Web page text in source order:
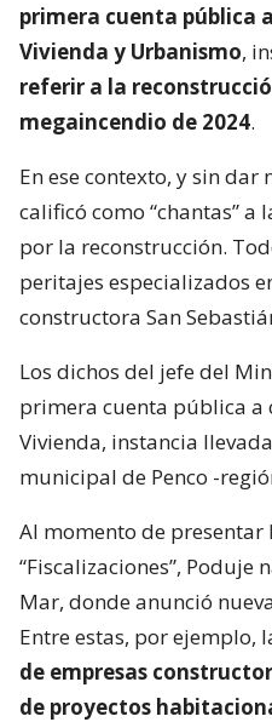
primera cuenta pública
Vivienda y Urbanismo,
referir a la
megaincendio de 2024.
En ese contexto, y sin
calificó como “chantas” a
por la reconstrucción.
peritajes especializados
constructora San
Los dichos del jefe del
primera cuenta pública a
Vivienda, instancia
municipal de Penco -
Al momento de presentar
“Fiscalizaciones”, Poduje
Mar, donde anunció
Entre estas, por ejemplo,
de empresas
de proyectos